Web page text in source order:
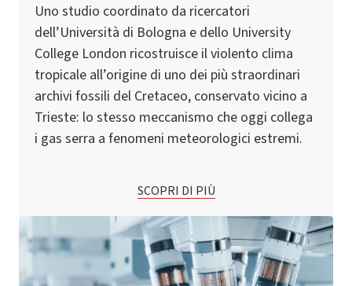
Uno studio coordinato da ricercatori
dell’Università di Bologna e dello University
College London ricostruisce il violento clima
tropicale all’origine di uno dei più straordinari
archivi fossili del Cretaceo, conservato vicino a
Trieste: lo stesso meccanismo che oggi collega
i gas serra a fenomeni meteorologici estremi.
SCOPRI DI PIÙ